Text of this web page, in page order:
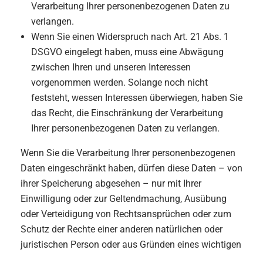
Verarbeitung Ihrer personenbezogenen Daten zu
verlangen.
Wenn Sie einen Widerspruch nach Art. 21 Abs. 1
DSGVO eingelegt haben, muss eine Abwägung
zwischen Ihren und unseren Interessen
vorgenommen werden. Solange noch nicht
feststeht, wessen Interessen überwiegen, haben Sie
das Recht, die Einschränkung der Verarbeitung
Ihrer personenbezogenen Daten zu verlangen.
Wenn Sie die Verarbeitung Ihrer personenbezogenen
Daten eingeschränkt haben, dürfen diese Daten – von
ihrer Speicherung abgesehen – nur mit Ihrer
Einwilligung oder zur Geltendmachung, Ausübung
oder Verteidigung von Rechtsansprüchen oder zum
Schutz der Rechte einer anderen natürlichen oder
juristischen Person oder aus Gründen eines wichtigen